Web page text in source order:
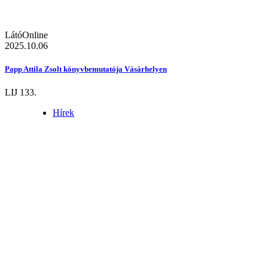
LátóOnline
2025.10.06
Papp Attila Zsolt könyvbemutatója Vásárhelyen
LIJ 133.
Hírek